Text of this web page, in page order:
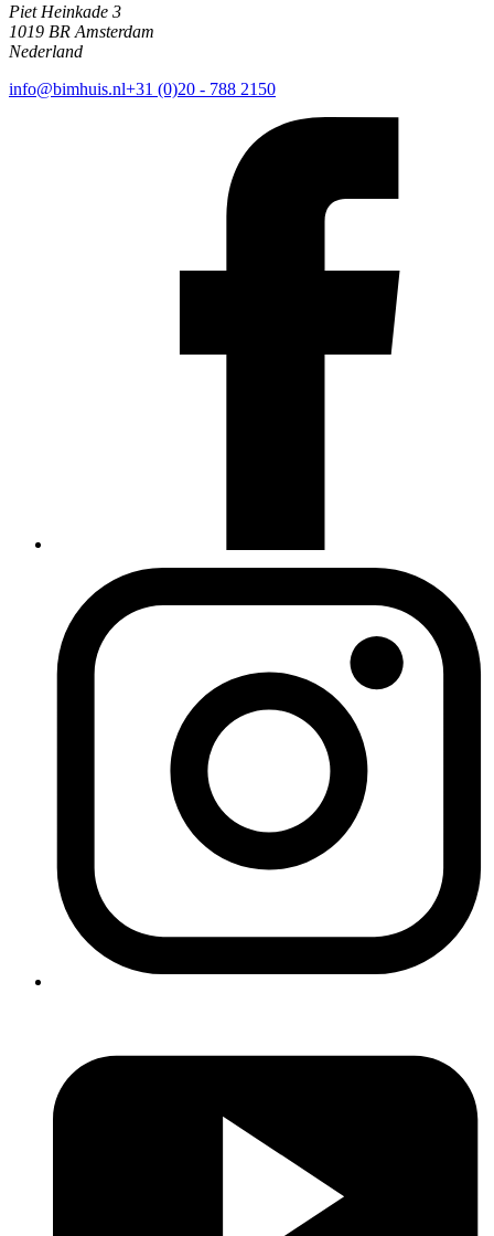
Piet Heinkade 3
1019 BR Amsterdam
Nederland
info@bimhuis.nl+31 (0)20 - 788 2150